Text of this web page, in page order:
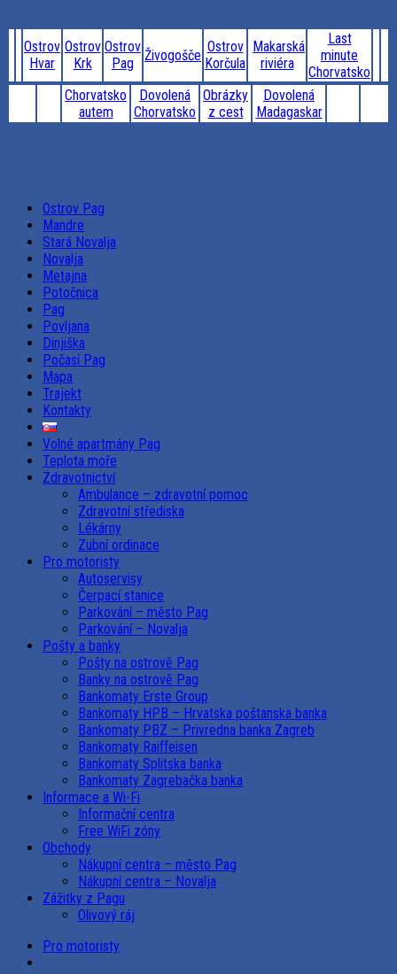
Ostrov
Hvar
Ostrov
Krk
Ostrov
Pag
Živogošče
Ostrov
Korčula
Makarská
riviéra
Last
minute
Chorvatsko
Chorvatsko
autem
Dovolená
Chorvatsko
Obrázky
z cest
Dovolená
Madagaskar
Ostrov Pag
Mandre
Stará Novalja
Novalja
Metajna
Potočnica
Pag
Povljana
Dinjiška
Počasí Pag
Mapa
Trajekt
Kontakty
Volné apartmány Pag
Teplota moře
Zdravotnictví
Ambulance – zdravotní pomoc
Zdravotní střediska
Lékárny
Zubní ordinace
Pro motoristy
Autoservisy
Čerpací stanice
Parkování – město Pag
Parkování – Novalja
Pošty a banky
Pošty na ostrově Pag
Banky na ostrově Pag
Bankomaty Erste Group
Bankomaty HPB – Hrvatska poštanska banka
Bankomaty PBZ – Privredna banka Zagreb
Bankomaty Raiffeisen
Bankomaty Splitska banka
Bankomaty Zagrebačka banka
Informace a Wi-Fi
Informační centra
Free WiFi zóny
Obchody
Nákupní centra – město Pag
Nákupní centra – Novalja
Zážitky z Pagu
Olivový ráj
Pro motoristy